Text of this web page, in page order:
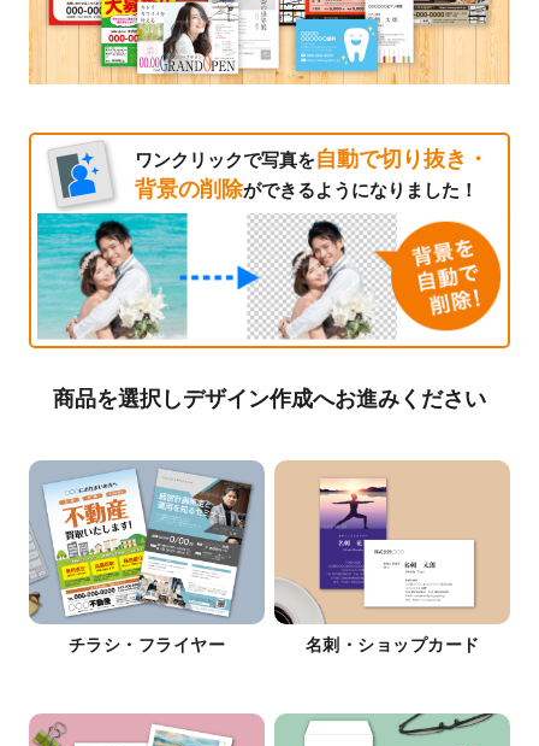
ワンクリックで写真を自動で切り抜き・
背景の削除ができるようになりました！
商品を選択しデザイン作成へお進みください
チラシ・フライヤー 名刺・ショップカード